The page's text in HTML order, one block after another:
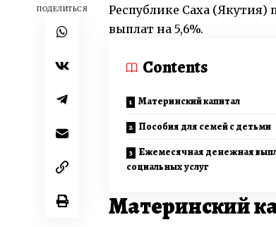
ПОДЕЛИТЬСЯ
Республике Саха
выплат на 5,6%.
Contents
Материнский капитал
Пособия для семей с детьми
Ежемесячная денежная
социальных услуг
Материнский